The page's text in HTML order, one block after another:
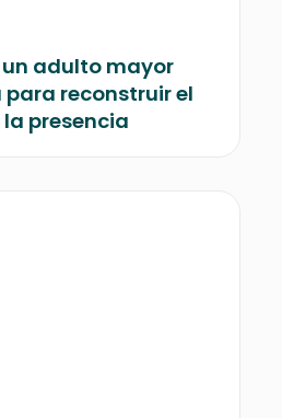
adulto mayor
reconstruir el
presencia